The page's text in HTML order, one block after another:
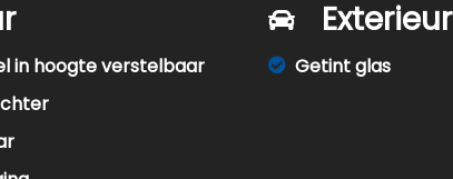
in hoogte verstelbaar
Exterieur
Getint glas